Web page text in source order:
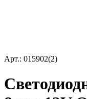
Арт.: 015902(2)